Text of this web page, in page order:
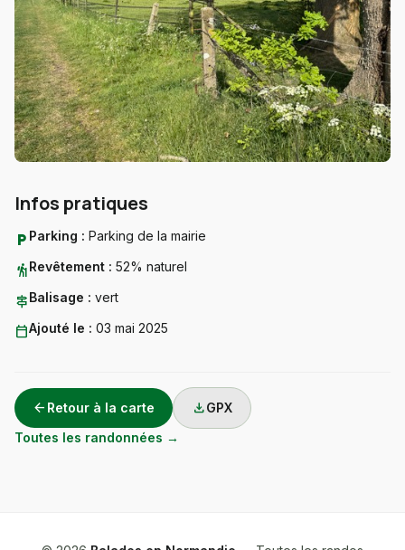
Infos pratiques
local_parking Parking : Parking de la mairie
hikingRevêtement : 52% naturel
signpostBalisage : vert
calendar_todayAjouté le : 03 mai 2025
arrow_back Retour à la carte downloadGPX
Toutes les randonnées →